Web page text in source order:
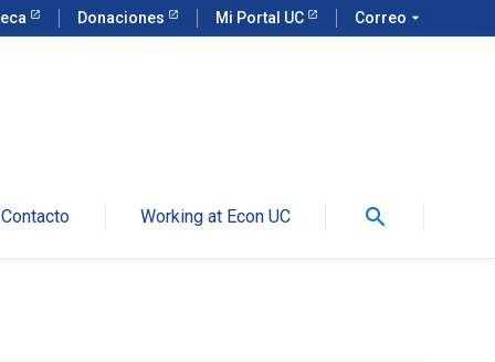
Donaciones Mi Portal UC Correo arrow_drop_down
Contacto Working at Econ UC search